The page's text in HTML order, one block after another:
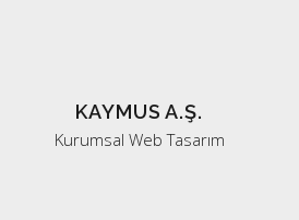
KAYMUS A.Ş.
Kurumsal Web Tasarım